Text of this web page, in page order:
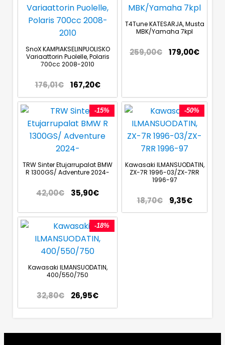
SnoX KAMPIAKSELINPUOLISKO
Variaattorin Puolelle, Polaris
700cc 2008-2010
176,01€ 167,20€
T4Tune KATESARJA, Musta
MBK/Yamaha 7kpl
259,00€ 179,00€
-15%
TRW Sinter Etujarrupalat BMW
R 1300GS/ Adventure 2024-
42,00€ 35,90€
-50%
Kawasaki ILMANSUODATIN,
ZX-7R 1996-03/ZX-7RR
1996-97
18,70€ 9,35€
-18%
Kawasaki ILMANSUODATIN,
400/550/750
32,80€ 26,95€